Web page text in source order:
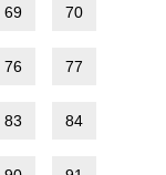
69 70
76 77
83 84